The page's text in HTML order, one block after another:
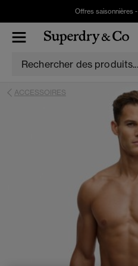
Offres saisonnières -
ACCESSOIRES